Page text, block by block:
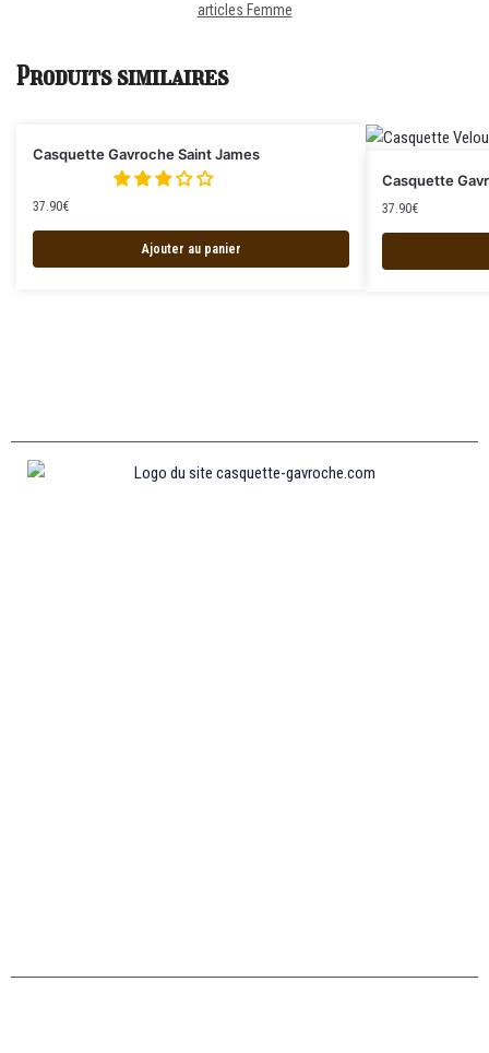
articles Femme
Produits similaires
Casquette Gavroche Saint James
37.90€
Ajouter au panier
Casquette
37.90€